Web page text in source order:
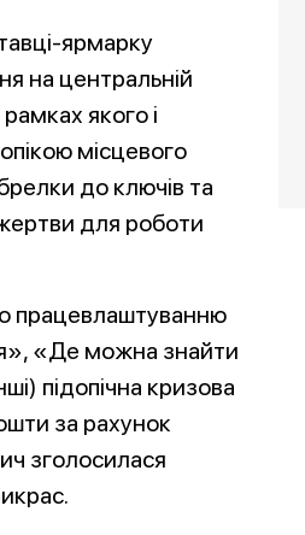
ярмарку
на центральній
якого і
місцевого
до ключів та
для роботи
працевлаштуванню
«Де можна знайти
підопічна кризова
за рахунок
зголосилася